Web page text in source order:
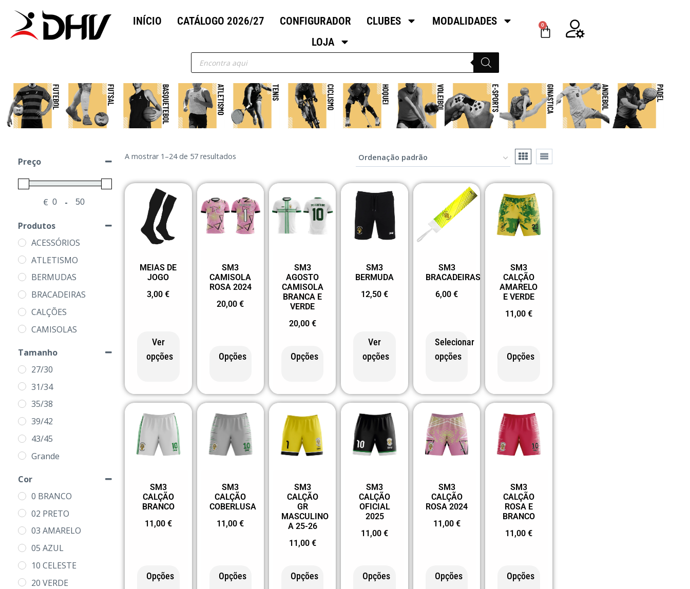
INÍCIO CATÁLOGO 2026/27 CONFIGURADOR CLUBES
MODALIDADES
LOJA
0
Preço
€ -
Produtos
ACESSÓRIOS
ATLETISMO
BERMUDAS
BRACADEIRAS
CALÇÕES
CAMISOLAS
LOJA DOS CLUBES
MEIAS
MODALIDADES
POLOS
PRODUTOS
SEM CATEGORIA
SWEATS
Tamanho
27/30
31/34
35/38
39/42
43/45
Grande
Pequeno
4
6
8
10
12
Cor
0 BRANCO
02 PRETO
03 AMARELO
05 AZUL
10 CELESTE
20 VERDE
A mostrar 1–24 de 57 resultados
MEIAS DE
JOGO
3,00€
Ver
opções
SM3
CAMISOLA
ROSA 2024
20,00€
Opções
SM3
AGOSTO
CAMISOLA
BRANCA E
VERDE
20,00 €
Opções
SM3
BERMUDA
12,50€
Ver
opções
SM3
BRACADEIRAS
6,00€
Selecionar
opções
SM3
CALÇÃO
AMARELO
E VERDE
11,00 €
Opções
SM3
CALÇÃO
BRANCO
11,00 €
Opções
SM3
CALÇÃO
COBERLUSA
11,00€
Opções
SM3
CALÇÃO
GR
MASCULINO
A 25-26
11,00 €
Opções
SM3
CALÇÃO
OFICIAL
2025
11,00€
Opções
SM3
CALÇÃO
ROSA 2024
11,00 €
Opções
SM3
CALÇÃO
ROSA E
BRANCO
11,00 €
Opções